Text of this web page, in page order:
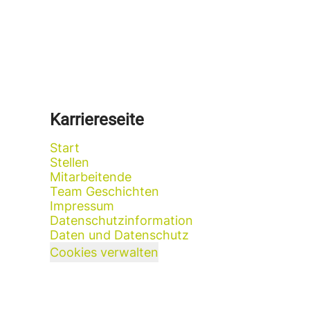
Karriereseite
Start
Stellen
Mitarbeitende
Team Geschichten
Impressum
Datenschutzinformation
Daten und Datenschutz
Cookies verwalten